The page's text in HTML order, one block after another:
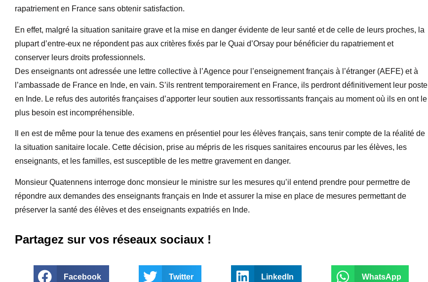
rapatriement en France sans obtenir satisfaction.
En effet, malgré la situation sanitaire grave et la mise en danger évidente de leur santé et de celle de leurs proches, la
plupart d’entre-eux ne répondent pas aux critères fixés par le Quai d’Orsay pour bénéficier du rapatriement et
conserver leurs droits professionnels.
Des enseignants ont adressée une lettre collective à l’Agence pour l’enseignement français à l’étranger (AEFE) et à
l’ambassade de France en Inde, en vain. S’ils rentrent temporairement en France, ils perdront définitivement leur poste
en Inde. Le refus des autorités françaises d’apporter leur soutien aux ressortissants français au moment où ils en ont le
plus besoin est incompréhensible.
Il en est de même pour la tenue des examens en présentiel pour les élèves français, sans tenir compte de la réalité de
la situation sanitaire locale. Cette décision, prise au mépris de les risques sanitaires encourus par les élèves, les
enseignants, et les familles, est susceptible de les mettre gravement en danger.
Monsieur Quatennens interroge donc monsieur le ministre sur les mesures qu’il entend prendre pour permettre de
répondre aux demandes des enseignants français en Inde et assurer la mise en place de mesures permettant de
préserver la santé des élèves et des enseignants expatriés en Inde.
Partagez sur vos réseaux sociaux !
Facebook Twitter LinkedIn WhatsApp